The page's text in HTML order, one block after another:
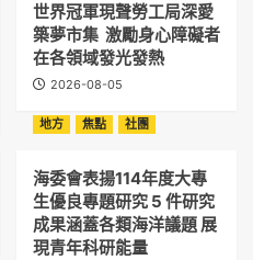
世界冠軍現聲勞工局深愛
築夢市集 激勵身心障礙者
在各領域發光發熱
2026-08-05
地方 焦點 社團
海委會表揚114年度大專
生優良專題研究 5 件研究
成果涵蓋各類海洋議題 展
現青年科研能量